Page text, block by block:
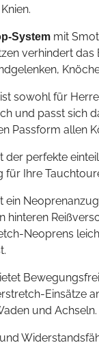
System mit
verhindert das
sowohl für
und passt sich
Passform allen
der perfekte
für Ihre
ein
hinteren
Neoprens
Einsätze
und Achseln.